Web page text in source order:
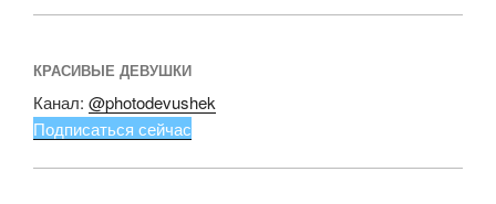
КРАСИВЫЕ ДЕВУШКИ
Канал: @photodevushek
Подписаться сейчас